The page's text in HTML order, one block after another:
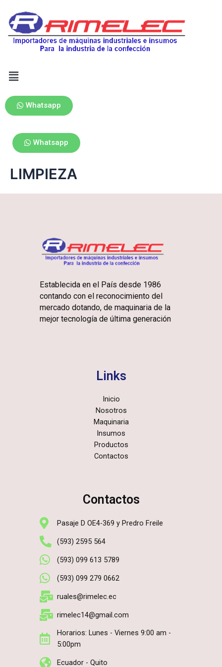
Whatsapp
Whatsapp
LIMPIEZA
Establecida en el País desde 1986
contando con el reconocimiento del
mercado dotando, de maquinaria de la
mejor tecnología de última generación
Links
Inicio
Nosotros
Maquinaria
Insumos
Productos
Contactos
Contactos
Pasaje D OE4-369 y Predro Freile
(593) 2595 564
(593) 099 613 5789
(593) 099 279 0662
ruales@rimelec.ec
rimelec14@gmail.com
Horarios: Lunes - Viernes 9:00 am -
5:00pm
Ecuador - Quito